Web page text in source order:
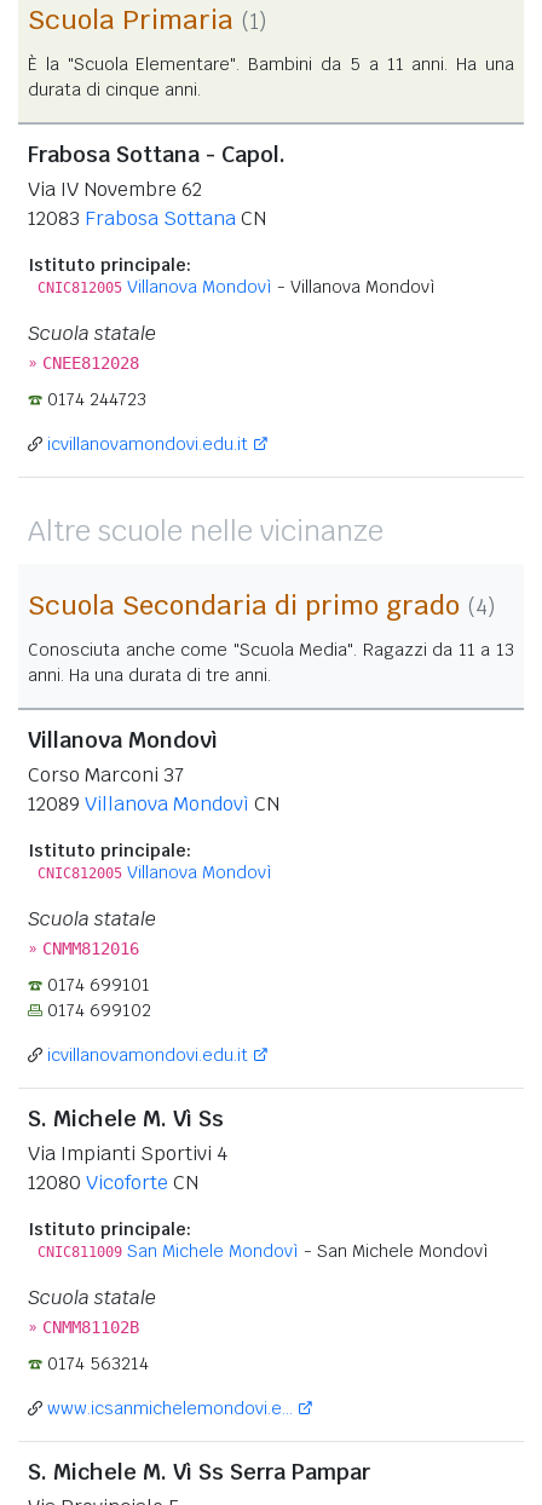
Scuola Primaria (1)
È la "Scuola Elementare". Bambini da 5 a 11 anni. Ha una
durata di cinque anni.
Frabosa Sottana - Capol.
Via IV Novembre 62
12083 Frabosa SottanaCN
Istituto principale:
CNIC812005 Villanova Mondovì - Villanova Mondovì
Scuola statale
» CNEE812028
0174 244723
icvillanovamondovi.edu.it
Altre scuole nelle vicinanze
Scuola Secondaria di primo grado (4)
Conosciuta anche come "Scuola Media". Ragazzi da 11 a 13
anni. Ha una durata di tre anni.
Villanova Mondovì
Corso Marconi 37
12089 Villanova Mondovì CN
Istituto principale:
CNIC812005 Villanova Mondovì
Scuola statale
» CNMM812016
0174 699101
0174 699102
icvillanovamondovi.edu.it
S. Michele M. Vì Ss
Via Impianti Sportivi 4
12080 Vicoforte CN
Istituto principale:
CNIC811009 San Michele Mondovì - San Michele Mondovì
Scuola statale
» CNMM81102B
0174 563214
www.icsanmichelemondovi.e...
S. Michele M. Vì Ss Serra Pampar